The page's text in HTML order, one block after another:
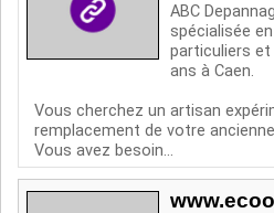
ABC
spécialisée
particuliers et
ans à Caen.
Vous cherchez un artisan
remplacement de votre
Vous avez besoin...